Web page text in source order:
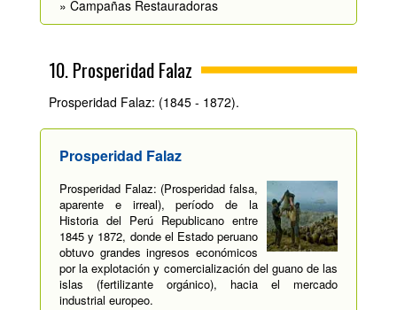
» Campañas Restauradoras
10. Prosperidad Falaz
Prosperidad Falaz: (1845 - 1872).
Prosperidad Falaz
Prosperidad Falaz: (Prosperidad falsa,
aparente e irreal), período de la
Historia del Perú Republicano entre
1845 y 1872, donde el Estado peruano
obtuvo grandes ingresos económicos
por la explotación y comercialización del guano de las
islas (fertilizante orgánico), hacia el mercado
industrial europeo.